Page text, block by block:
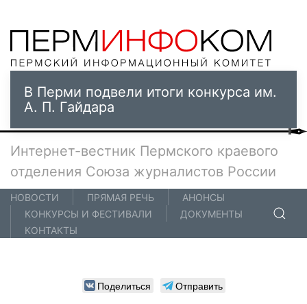
В Перми подвели итоги конкурса им.
А. П. Гайдара
Интернет-вестник Пермского краевого
отделения Союза журналистов России
НОВОСТИ ПРЯМАЯ РЕЧЬ
АНОНСЫ
КОНКУРСЫ И ФЕСТИВАЛИ
ДОКУМЕНТЫ
КОНТАКТЫ
Поделиться Отправить